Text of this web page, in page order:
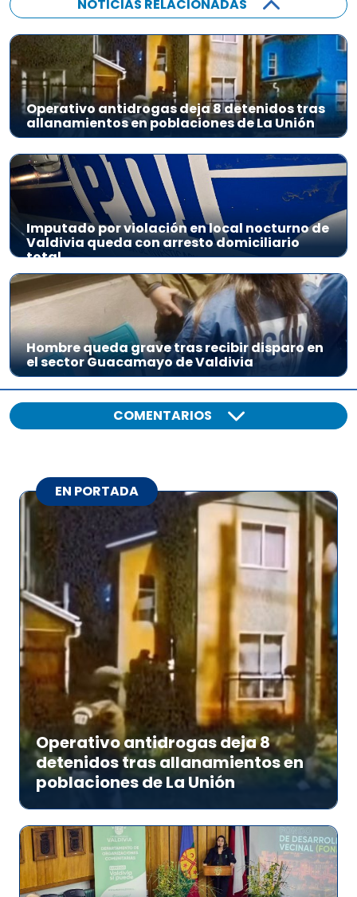
NOTICIAS RELACIONADAS
Operativo antidrogas deja 8 detenidos tras
allanamientos en poblaciones de La Unión
Imputado por violación en local nocturno de
Valdivia queda con arresto domiciliario
total
Hombre queda grave tras recibir disparo en
el sector Guacamayo de Valdivia
COMENTARIOS
EN PORTADA
Operativo antidrogas deja 8
detenidos tras allanamientos en
poblaciones de La Unión